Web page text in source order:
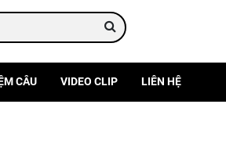
CÂU VIDEO CLIP LIÊN HỆ